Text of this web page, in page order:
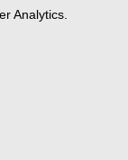
Analytics.